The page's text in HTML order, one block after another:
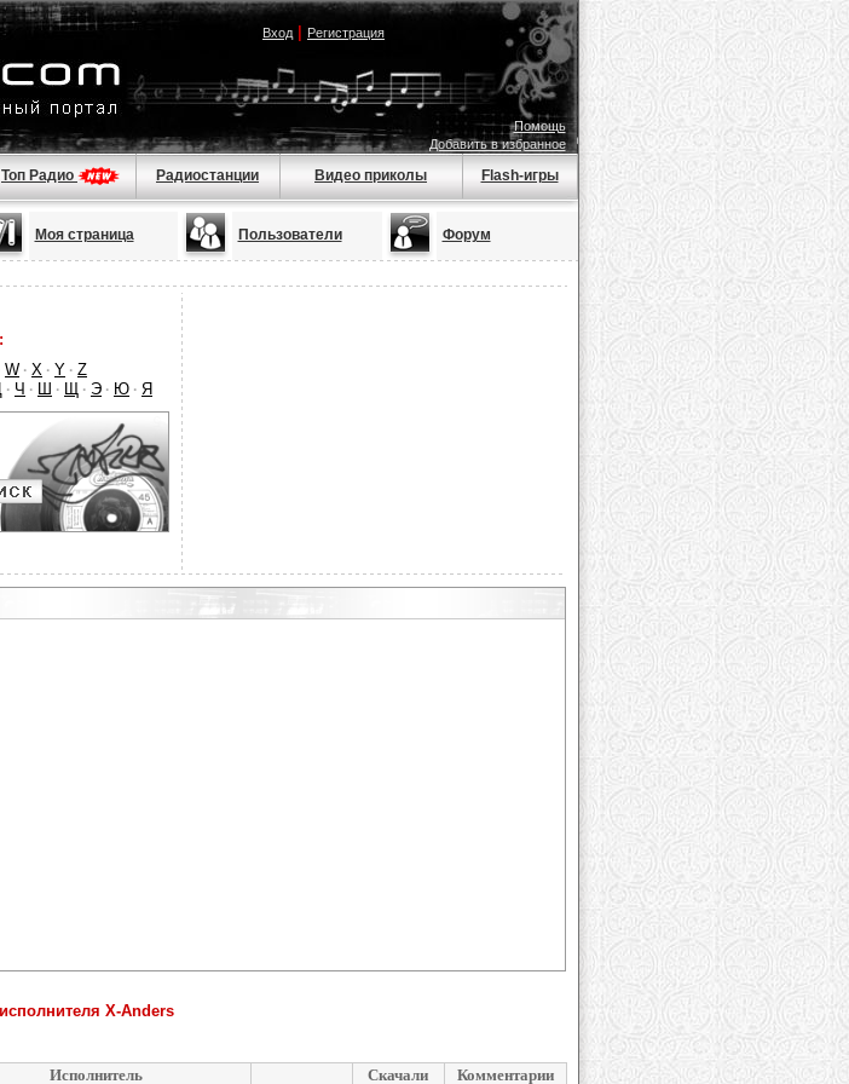
Вход| Регистрация
Помощь
Добавить в избранное
Топ Радио Радиостанции Видео приколы Flash-игры
Моя страница Пользователи Форум
W · X · Y · Z
· Ч · Ш · Щ · Э · Ю · Я
X-Anders
Исполнитель Скачали Комментарии